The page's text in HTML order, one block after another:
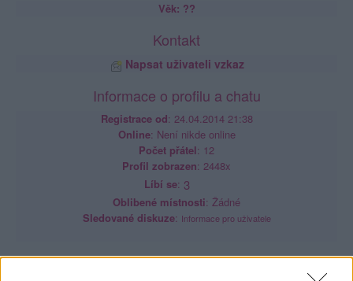
Věk: ??
Kontakt
Napsat uživateli vzkaz
Informace o profilu a chatu
Registrace od: 24.04.2014 21:38
Online: Není nikde online
Počet přátel: 12
Profil zobrazen: 2448x
Líbí se: 3
Oblibené místnosti: Žádné
Sledované diskuze: Informace pro uživatele